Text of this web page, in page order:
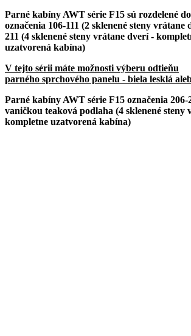
Parné kabíny AWT série F15 sú rozdelené
označenia 106-111 (2 sklenené steny vrátane
211 (4 sklenené steny vrátane dverí -
uzatvorená kabína)
V tejto sérii máte možnosti výberu odtieňu
parného sprchového panelu - biela lesklá
Parné kabíny AWT série F15 označenia 206-
vaničkou teaková podlaha (4 sklenené steny
kompletne uzatvorená kabína)